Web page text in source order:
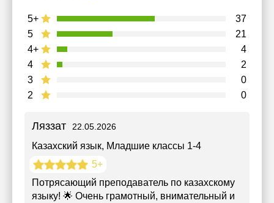
2 0
3 0
4 2
4+ 4
5 21
5+ 37
Ляззат 22.05.2026
Казахский язык, Младшие классы 1-4
5+
Потрясающий преподаватель по казахскому
языку! 🌟 Очень грамотный, внимательный и